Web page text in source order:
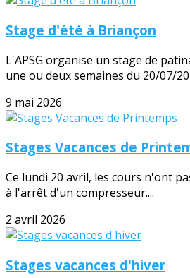
Stage d'été à Briançon
L'APSG organise un stage de
une ou deux semaines du 20/07/
9 mai 2026
Stages Vacances de
Ce lundi 20 avril, les cours n'ont
à l'arrêt d'un compresseur....
2 avril 2026
Stages vacances d'hiver